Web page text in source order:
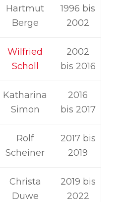
Hartmut
Berge
1996 bis
2002
Wilfried
Scholl
2002
bis 2016
Katharina
Simon
2016
bis 2017
Rolf
Scheiner
2017 bis
2019
Christa
Duwe
2019 bis
2022